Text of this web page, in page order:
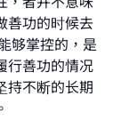
善功的时候去
够掌控的，是
行善功的情况
持不断的长期